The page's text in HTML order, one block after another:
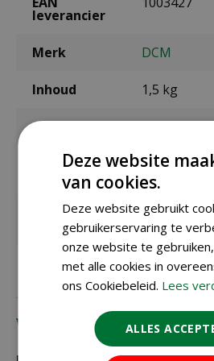
leverancier
Merk DCM
Inhoud 1,5 kg
Geschikt voor aardbeien,
Toepassingsp
eriode
februari t/
Voldoende 20 m²
Verzending
Deze website
van cookies.
Deze website gebruikt
gebruikerservaring te
onze website te
met alle cookies in
ons Cookiebeleid. Lees
ALLES